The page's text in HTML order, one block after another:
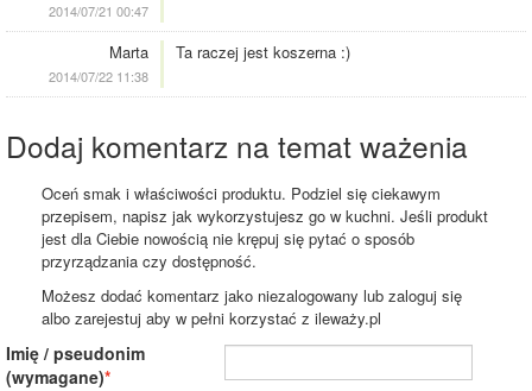
2014/07/21 00:47
Marta
2014/07/22 11:38
Ta raczej jest koszerna :)
Dodaj komentarz na temat ważenia
Oceń smak i właściwości produktu. Podziel się ciekawym
przepisem, napisz jak wykorzystujesz go w kuchni. Jeśli produkt
jest dla Ciebie nowością nie krępuj się pytać o sposób
przyrządzania czy dostępność.
Możesz dodać komentarz jako niezalogowany lub zaloguj się
albo zarejestuj aby w pełni korzystać z ileważy.pl
Imię / pseudonim
(wymagane)